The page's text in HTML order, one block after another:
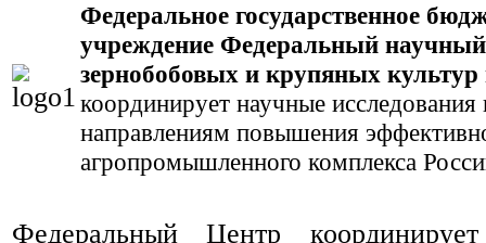
Федеральное государственное
учреждение Федеральный
зернобобовых и крупяных культур
координирует научные
направлениям повышения
агропромышленного комплекса
Федеральный Центр